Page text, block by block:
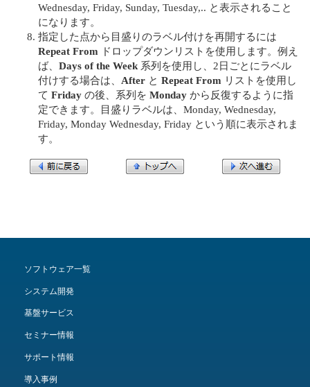
Wednesday, Friday, Sunday, Tuesday,.. と表示されること
になります。
指定した点から目盛りのラベル付けを再開するには
Repeat From ドロップダウンリストを使用します。例え
ば、 Days of the Week 系列を使用し、2日ごとにラベル
付けする場合は、 After と Repeat From リストを使用し
て Friday の後、系列を Monday から反復するように指
定できます。目盛りラベルは、Monday, Wednesday,
Friday, Monday Wednesday, Friday という順に表示されま
す。
ソフトウェア一覧
システム開発
基盤サービス
セミナー情報
サポート情報
導入事例